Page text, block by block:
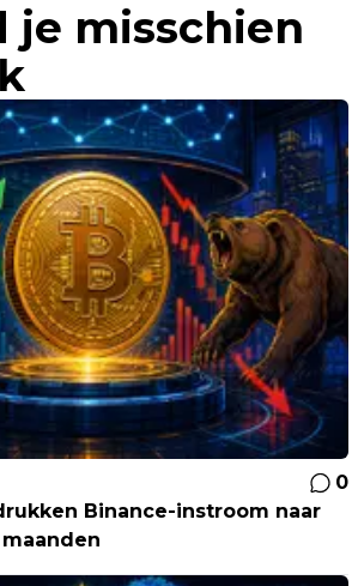
je misschien
0
Binance-instroom naar